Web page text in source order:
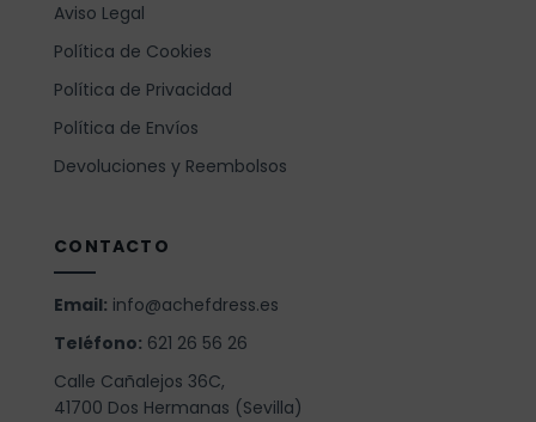
Aviso Legal
Política de Cookies
Política de Privacidad
Política de Envíos
Devoluciones y Reembolsos
CONTACTO
Email: info@achefdress.es
Teléfono: 621 26 56 26
Calle Cañalejos 36C,
41700 Dos Hermanas (Sevilla)